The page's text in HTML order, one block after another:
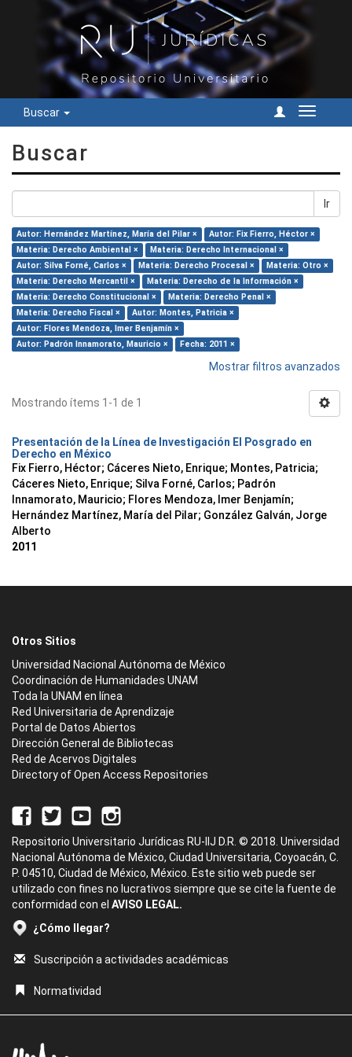
Buscar
Cambiar
Buscar
Ir
Autor: Hernández Martínez, María del Pilar ×
Autor: Fix Fierro, Héctor ×
Materia: Derecho Ambiental ×
Materia: Derecho Internacional ×
Autor: Silva Forné, Carlos ×
Materia: Derecho Procesal ×
Materia: Otro ×
Materia: Derecho Mercantil ×
Materia: Derecho de la Información ×
Materia: Derecho Constitucional ×
Materia: Derecho Penal ×
Materia: Derecho Fiscal ×
Autor: Montes, Patricia ×
Autor: Flores Mendoza, Imer Benjamín ×
Autor: Padrón Innamorato, Mauricio ×
Fecha: 2011 ×
Mostrar filtros avanzados
Mostrando ítems 1-1 de 1
Presentación de la Línea de Investigación El Posgrado en
Derecho en México
Fix Fierro, Héctor; Cáceres Nieto, Enrique; Montes, Patricia;
Cáceres Nieto, Enrique; Silva Forné, Carlos; Padrón
Innamorato, Mauricio; Flores Mendoza, Imer Benjamín;
Hernández Martínez, María del Pilar; González Galván, Jorge
Alberto
2011
Otros Sitios
Universidad Nacional Autónoma de México
Coordinación de Humanidades UNAM
Toda la UNAM en línea
Red Universitaria de Aprendizaje
Portal de Datos Abiertos
Dirección General de Bibliotecas
Red de Acervos Digitales
Directory of Open Access Repositories
Repositorio Universitario Jurídicas RU-IIJ D.R. © 2018. Universidad
Nacional Autónoma de México, Ciudad Universitaria, Coyoacán, C.
P. 04510, Ciudad de México, México. Este sitio web puede ser
utilizado con fines no lucrativos siempre que se cite la fuente de
conformidad con el AVISO LEGAL.
¿Cómo llegar?
Suscripción a actividades académicas
Normatividad